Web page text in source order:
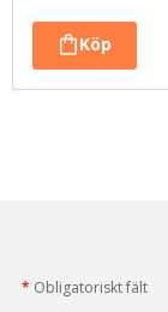
* Obligatoriskt fält